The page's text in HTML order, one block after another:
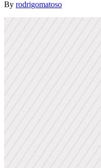
By rodrigomatoso